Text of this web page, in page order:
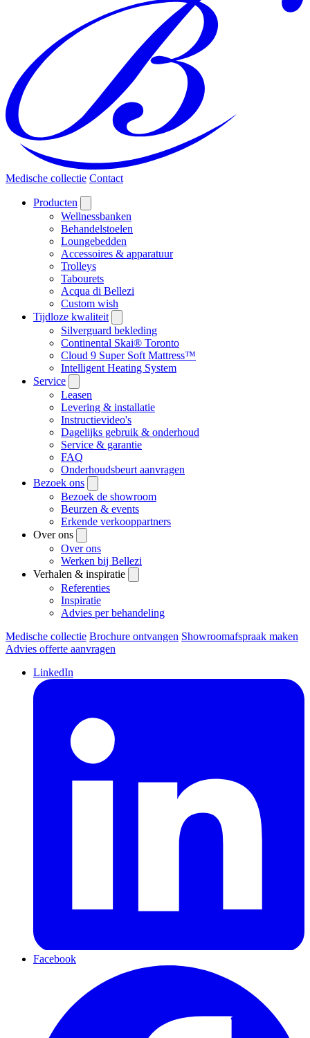
Medische collectie Contact
Producten
Wellnessbanken
Behandelstoelen
Loungebedden
Accessoires & apparatuur
Trolleys
Tabourets
Acqua di Bellezi
Custom wish
Tijdloze kwaliteit
Silverguard bekleding
Continental Skai® Toronto
Cloud 9 Super Soft Mattress™
Intelligent Heating System
Service
Leasen
Levering & installatie
Instructievideo's
Dagelijks gebruik & onderhoud
Service & garantie
FAQ
Onderhoudsbeurt aanvragen
Bezoek ons
Bezoek de showroom
Beurzen & events
Erkende verkooppartners
Over ons
Over ons
Werken bij Bellezi
Verhalen & inspiratie
Referenties
Inspiratie
Advies per behandeling
Medische collectie Brochure ontvangen Showroomafspraak maken
Advies offerte aanvragen
LinkedIn
Facebook